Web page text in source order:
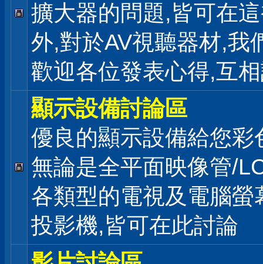
擴大器的問題,皆可在
外,對於AV視聽器材,我
歡迎各位發表心得,互
顯示設備討論區
優良的顯示設備給您彩
無論是全平面映像管/
各類型的電視及電腦螢
投影機,皆可在此討論